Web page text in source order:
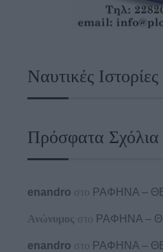
Ναυτικές Ιστορίες
Πρόσφατα Σχόλια
enandro στο ΡΑΦΗΝΑ –
Ανώνυμος στο ΡΑΦΗΝΑ –
enandro στο ΡΑΦΗΝΑ –